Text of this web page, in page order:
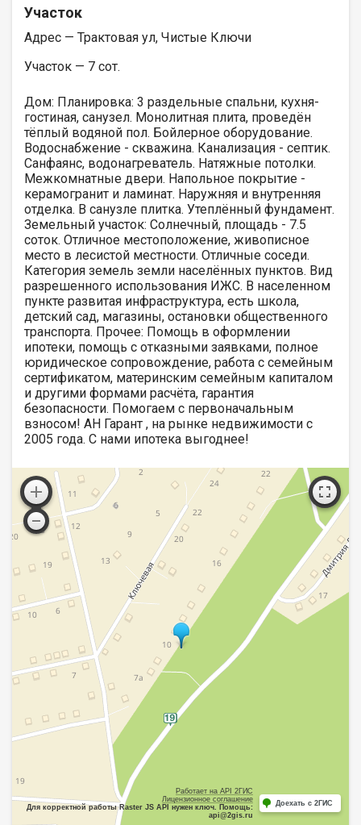
Участок
Адрес — Трактовая ул, Чистые Ключи
Участок — 7 сот.
Дом: Планировка: 3 раздельные спальни, кухня-
гостиная, санузел. Монолитная плита, проведён
тёплый водяной пол. Бойлерное оборудование.
Водоснабжение - скважина. Канализация - септик.
Санфаянс, водонагреватель. Натяжные потолки.
Межкомнатные двери. Напольное покрытие -
керамогранит и ламинат. Наружняя и внутренняя
отделка. В санузле плитка. Утеплённый фундамент.
Земельный участок: Солнечный, площадь - 7.5
соток. Отличное местоположение, живописное
место в лесистой местности. Отличные соседи.
Категория земель земли населённых пунктов. Вид
разрешенного использования ИЖС. В населенном
пункте развитая инфраструктура, есть школа,
детский сад, магазины, остановки общественного
транспорта. Прочее: Помощь в оформлении
ипотеки, помощь с отказными заявками, полное
юридическое сопровождение, работа с семейным
сертификатом, материнским семейным капиталом
и другими формами расчёта, гарантия
безопасности. Помогаем с первоначальным
взносом! АН Гарант , на рынке недвижимости с
2005 года. С нами ипотека выгоднее!
Работает на API 2ГИС
Лицензионное соглашение
Для корректной работы Raster JS API нужен ключ. Помощь:
api@2gis.ru
Доехать с 2ГИС